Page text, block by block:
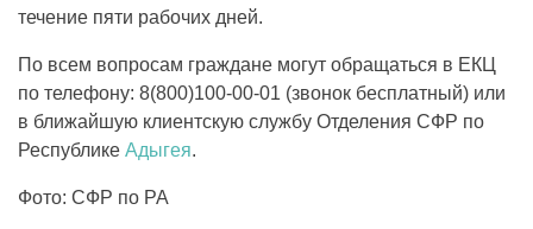
течение пяти рабочих дней.
По всем вопросам граждане могут обращаться в ЕКЦ
по телефону: 8(800)100-00-01 (звонок бесплатный) или
в ближайшую клиентскую службу Отделения СФР по
Республике Адыгея.
Фото: СФР по РА